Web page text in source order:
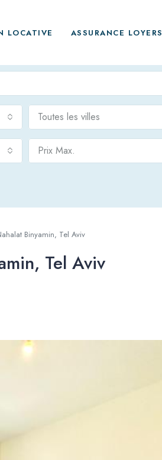
LOCATIVE ASSURANCE LOYERS
Toutes les villes
Prix Max.
Binyamin, Tel Aviv
Tel Aviv